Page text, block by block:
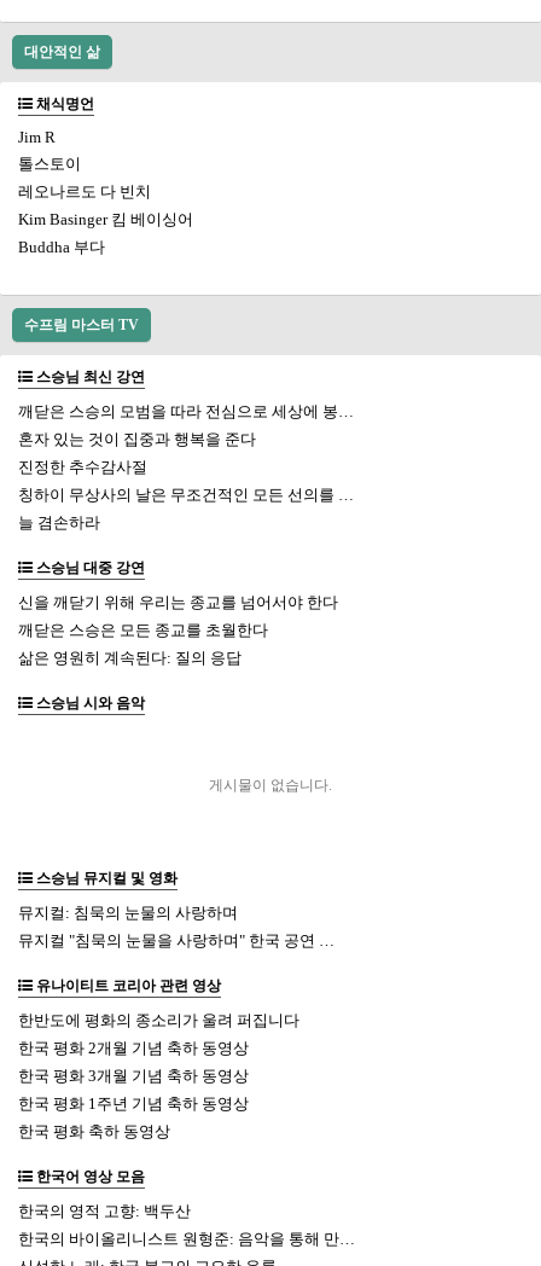
대안적인 삶
채식명언
Jim R
톨스토이
레오나르도 다 빈치
Kim Basinger 킴 베이싱어
Buddha 부다
수프림 마스터 TV
스승님 최신 강연
깨닫은 스승의 모범을 따라 전심으로 세상에 봉…
혼자 있는 것이 집중과 행복을 준다
진정한 추수감사절
칭하이 무상사의 날은 무조건적인 모든 선의를 …
늘 겸손하라
스승님 대중 강연
신을 깨닫기 위해 우리는 종교를 넘어서야 한다
깨닫은 스승은 모든 종교를 초월한다
삶은 영원히 계속된다: 질의 응답
스승님 시와 음악
게시물이 없습니다.
스승님 뮤지컬 및 영화
뮤지컬: 침묵의 눈물의 사랑하며
뮤지컬 "침묵의 눈물을 사랑하며" 한국 공연 …
유나이티트 코리아 관련 영상
한반도에 평화의 종소리가 울려 퍼집니다
한국 평화 2개월 기념 축하 동영상
한국 평화 3개월 기념 축하 동영상
한국 평화 1주년 기념 축하 동영상
한국 평화 축하 동영상
한국어 영상 모음
한국의 영적 고향: 백두산
한국의 바이올리니스트 원형준: 음악을 통해 만…